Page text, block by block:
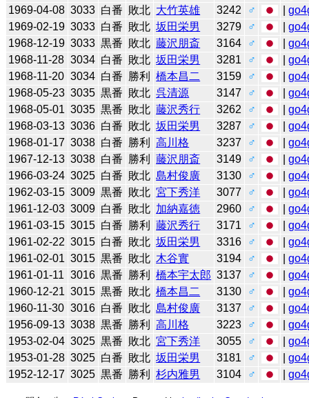
1969-04-08 3033 白番 敗北 大竹英雄 3242 ♂ |
1969-02-19 3033 白番 敗北 坂田栄男 3279 ♂ |
1968-12-19 3033 黒番 敗北 藤沢朋斎 3164 ♂ |
1968-11-28 3034 白番 敗北 坂田栄男 3281 ♂ |
1968-11-20 3034 白番 勝利 橋本昌二 3159 ♂ |
1968-05-23 3035 黒番 敗北 呉清源 3147 ♂ |
1968-05-01 3035 黒番 敗北 藤沢秀行 3262 ♂ |
1968-03-13 3036 白番 敗北 坂田栄男 3287 ♂ |
1968-01-17 3038 白番 勝利 高川格 3237 ♂ |
1967-12-13 3038 白番 勝利 藤沢朋斎 3149 ♂ |
1966-03-24 3025 白番 敗北 島村俊廣 3130 ♂ |
1962-03-15 3009 黒番 敗北 宮下秀洋 3077 ♂ |
1961-12-03 3009 白番 敗北 加納嘉徳 2960 ♂ |
1961-03-15 3015 白番 勝利 藤沢秀行 3171 ♂ |
1961-02-22 3015 白番 敗北 坂田栄男 3316 ♂ |
1961-02-01 3015 黒番 敗北 木谷實 3194 ♂ |
1961-01-11 3016 黒番 勝利 橋本宇太郎 3137 ♂ |
1960-12-21 3015 黒番 敗北 橋本昌二 3130 ♂ |
1960-11-30 3016 白番 敗北 島村俊廣 3137 ♂ |
1956-09-13 3038 黒番 勝利 高川格 3223 ♂ |
1953-02-04 3025 黒番 敗北 宮下秀洋 3055 ♂ |
1953-01-28 3025 白番 敗北 坂田栄男 3181 ♂ |
1952-12-17 3025 黒番 勝利 杉内雅男 3104 ♂ |